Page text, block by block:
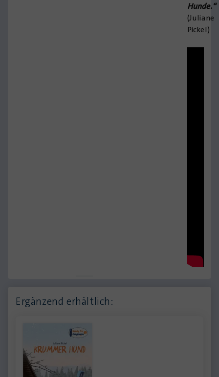
Hunde.“
(Juliane
Pickel)
Ergänzend erhältlich: